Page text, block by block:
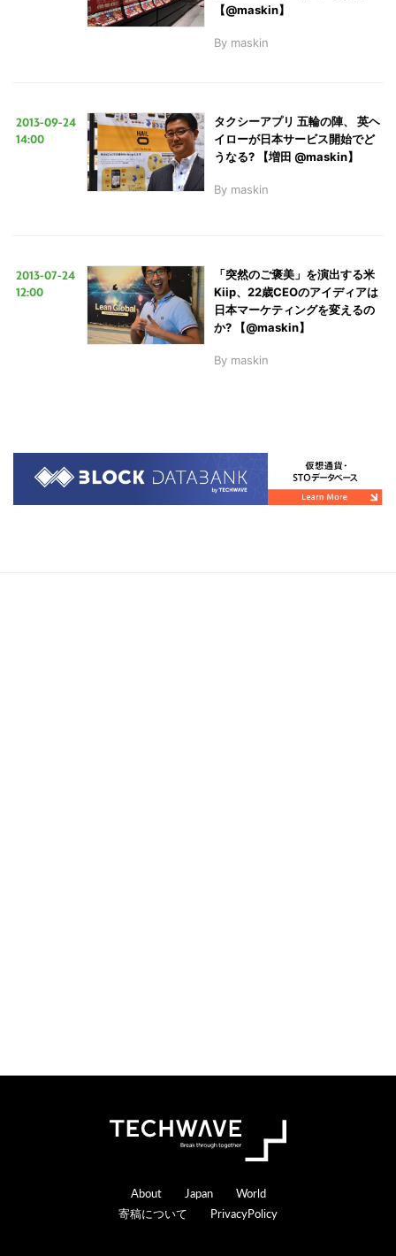
【@maskin】
By maskin
2013-09-24
14:00
タクシーアプリ 五輪の陣、 英ヘ
イローが日本サービス開始でど
うなる? 【増田 @maskin】
By maskin
2013-07-24
12:00
「突然のご褒美」を演出する米
Kiip、22歳CEOのアイディアは
日本マーケティングを変えるの
か? 【@maskin】
By maskin
Footer
About Japan
World
寄稿について
PrivacyPolicy